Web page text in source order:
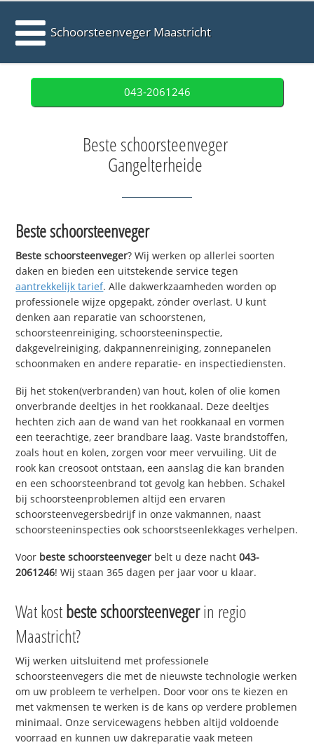
Schoorsteenveger Maastricht
043-2061246
Beste schoorsteenveger
Gangelterheide
Beste schoorsteenveger
Beste schoorsteenveger? Wij werken op allerlei soorten
daken en bieden een uitstekende service tegen
aantrekkelijk tarief. Alle dakwerkzaamheden worden op
professionele wijze opgepakt, zónder overlast. U kunt
denken aan reparatie van schoorstenen,
schoorsteenreiniging, schoorsteeninspectie,
dakgevelreiniging, dakpannenreiniging, zonnepanelen
schoonmaken en andere reparatie- en inspectiediensten.
Bij het stoken(verbranden) van hout, kolen of olie komen
onverbrande deeltjes in het rookkanaal. Deze deeltjes
hechten zich aan de wand van het rookkanaal en vormen
een teerachtige, zeer brandbare laag. Vaste brandstoffen,
zoals hout en kolen, zorgen voor meer vervuiling. Uit de
rook kan creosoot ontstaan, een aanslag die kan branden
en een schoorsteenbrand tot gevolg kan hebben. Schakel
bij schoorsteenproblemen altijd een ervaren
schoorsteenvegersbedrijf in onze vakmannen, naast
schoorsteeninspecties ook schoorstseenlekkages verhelpen.
Voor beste schoorsteenveger belt u deze nacht043-
2061246! Wij staan 365 dagen per jaar voor u klaar.
Wat kostbeste schoorsteenvegerin regio
Maastricht?
Wij werken uitsluitend met professionele
schoorsteenvegers die met de nieuwste technologie werken
om uw probleem te verhelpen. Door voor ons te kiezen en
met vakmensen te werken is de kans op verdere problemen
minimaal. Onze servicewagens hebben altijd voldoende
voorraad en kunnen uw dakreparatie vaak meteen